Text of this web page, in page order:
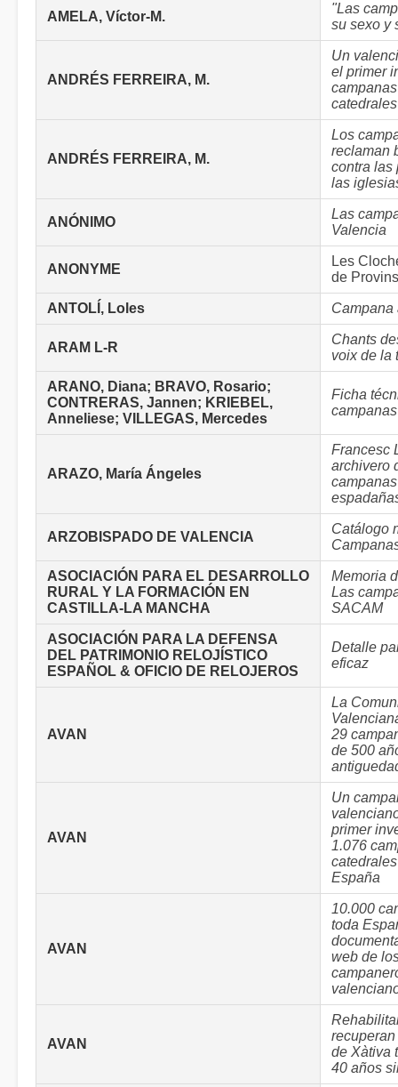
AMELA, Víctor-M.
"Las
su sexo y
ANDRÉS FERREIRA, M.
Un
el primer
ANDRÉS FERREIRA, M.
Los
reclaman
contra las
las
ANÓNIMO
Las
Valencia
ANONYME
Les
de Provins
ANTOLÍ, Loles Campana
ARAM L-R
Chants
voix de la
ARANO, Diana; BRAVO, Rosario;
CONTRERAS, Jannen; KRIEBEL,
Anneliese; VILLEGAS, Mercedes
Ficha
campanas
ARAZO, María Ángeles
Francesc
archivero
ARZOBISPADO DE VALENCIA
Catálogo
ASOCIACIÓN PARA EL DESARROLLO
RURAL Y LA FORMACIÓN EN
CASTILLA-LA MANCHA
Memoria
Las
SACAM
ASOCIACIÓN PARA LA DEFENSA
DEL PATRIMONIO RELOJÍSTICO
ESPAÑOL & OFICIO DE RELOJEROS
Detalle
eficaz
AVAN
La
29
de 500
AVAN
Un
primer
1.076
España
AVAN
10.000
toda
web de
AVAN
de Xàtiva
40 años